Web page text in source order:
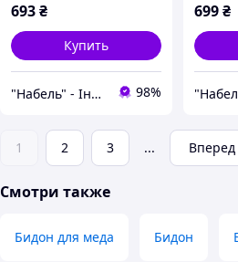
693₴
Купить
"Набель" - Інтернет магазин 98%
699₴
1 2 3 ... Вперед
Смотри также
Бидон для меда Бидон